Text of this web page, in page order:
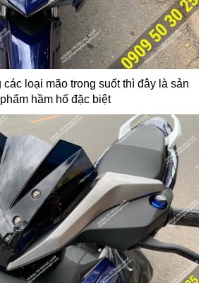
các loại mão trong suốt thì đây là sản
phẩm hầm hố đặc biệt